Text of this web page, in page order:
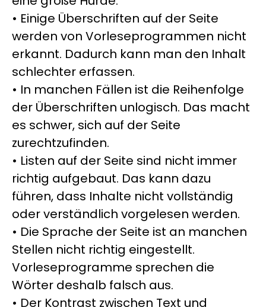
• Einige Überschriften auf der Seite
werden von Vorleseprogrammen nicht
erkannt. Dadurch kann man den Inhalt
schlechter erfassen.
• In manchen Fällen ist die Reihenfolge
der Überschriften unlogisch. Das macht
es schwer, sich auf der Seite
zurechtzufinden.
• Listen auf der Seite sind nicht immer
richtig aufgebaut. Das kann dazu
führen, dass Inhalte nicht vollständig
oder verständlich vorgelesen werden.
• Die Sprache der Seite ist an manchen
Stellen nicht richtig eingestellt.
Vorleseprogramme sprechen die
Wörter deshalb falsch aus.
• Der Kontrast zwischen Text und